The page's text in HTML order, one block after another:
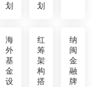
划
划
海
外
基
金
设
红
筹
架
构
搭
纳
闽
金
融
牌